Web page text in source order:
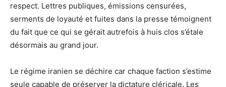
respect. Lettres publiques, émissions censurées,
serments de loyauté et fuites dans la presse témoignent
du fait que ce qui se gérait autrefois à huis clos s’étale
désormais au grand jour.
Le régime iranien se déchire car chaque faction s’estime
seule capable de préserver la dictature cléricale. Les